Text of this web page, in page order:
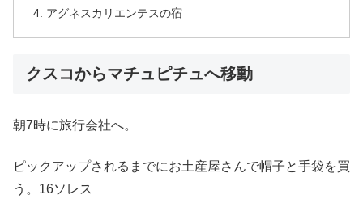
アグネスカリエンテスの宿
クスコからマチュピチュへ移動
朝7時に旅行会社へ。
ピックアップされるまでにお土産屋さんで帽子と手袋を買
う。16ソレス